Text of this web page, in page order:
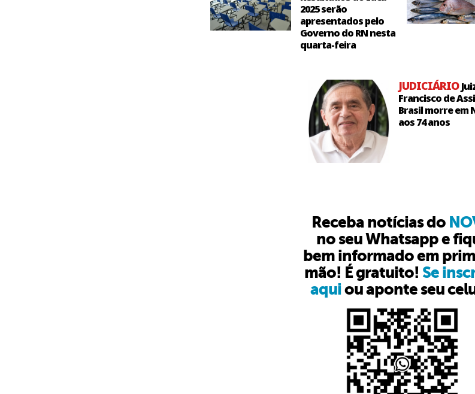
2025 serão
apresentados pelo
Governo do RN nesta
quarta-feira
JUDICIÁRIO
Francisco de
Brasil morre em
aos 74 anos
Receba notícias do
no seu Whatsapp e
bem informado em
mão! É gratuito! Se
aquiou aponte seu